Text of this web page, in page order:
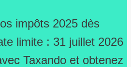
impôts 2025 dès
limite : 31 juillet 2026
Taxando et obtenez